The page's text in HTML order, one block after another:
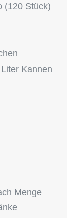
(120 Stück)
Kannen
Menge